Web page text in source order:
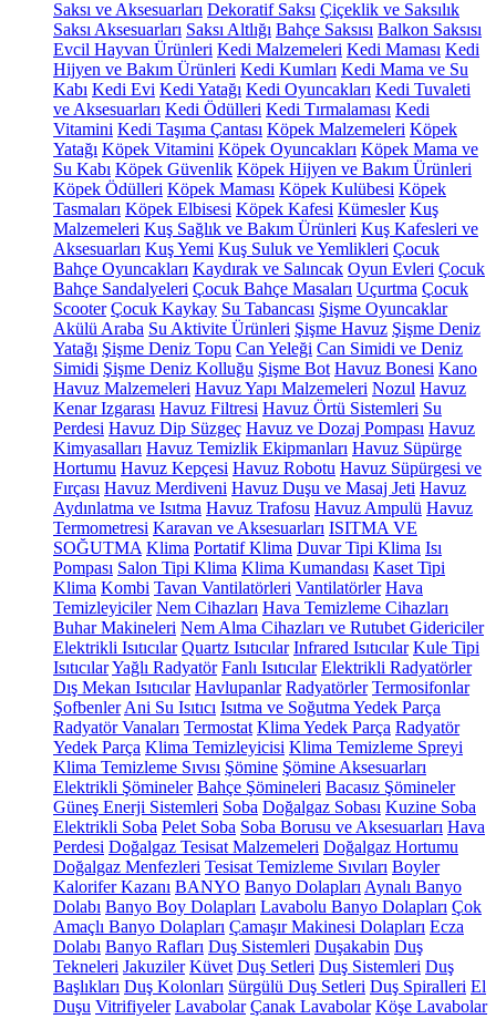
Saksı ve Aksesuarları Dekoratif Saksı Çiçeklik ve Saksılık
Saksı Aksesuarları Saksı Altlığı Bahçe Saksısı Balkon Saksısı
Evcil Hayvan Ürünleri Kedi Malzemeleri Kedi Maması Kedi
Hijyen ve Bakım Ürünleri Kedi Kumları Kedi Mama ve Su
Kabı Kedi Evi Kedi Yatağı Kedi Oyuncakları Kedi Tuvaleti
ve Aksesuarları Kedi Ödülleri Kedi Tırmalaması Kedi
Vitamini Kedi Taşıma Çantası Köpek Malzemeleri Köpek
Yatağı Köpek Vitamini Köpek Oyuncakları Köpek Mama ve
Su Kabı Köpek Güvenlik Köpek Hijyen ve Bakım Ürünleri
Köpek Ödülleri Köpek Maması Köpek Kulübesi Köpek
Tasmaları Köpek Elbisesi Köpek Kafesi Kümesler Kuş
Malzemeleri Kuş Sağlık ve Bakım Ürünleri Kuş Kafesleri ve
Aksesuarları Kuş Yemi Kuş Suluk ve Yemlikleri Çocuk
Bahçe Oyuncakları Kaydırak ve Salıncak Oyun Evleri Çocuk
Bahçe Sandalyeleri Çocuk Bahçe Masaları Uçurtma Çocuk
Scooter Çocuk Kaykay Su Tabancası Şişme Oyuncaklar
Akülü Araba Su Aktivite Ürünleri Şişme Havuz Şişme Deniz
Yatağı Şişme Deniz Topu Can Yeleği Can Simidi ve Deniz
Simidi Şişme Deniz Kolluğu Şişme Bot Havuz Bonesi Kano
Havuz Malzemeleri Havuz Yapı Malzemeleri Nozul Havuz
Kenar Izgarası Havuz Filtresi Havuz Örtü Sistemleri Su
Perdesi Havuz Dip Süzgeç Havuz ve Dozaj Pompası Havuz
Kimyasalları Havuz Temizlik Ekipmanları Havuz Süpürge
Hortumu Havuz Kepçesi Havuz Robotu Havuz Süpürgesi ve
Fırçası Havuz Merdiveni Havuz Duşu ve Masaj Jeti Havuz
Aydınlatma ve Isıtma Havuz Trafosu Havuz Ampulü Havuz
Termometresi Karavan ve Aksesuarları ISITMA VE
SOĞUTMA Klima Portatif Klima Duvar Tipi Klima Isı
Pompası Salon Tipi Klima Klima Kumandası Kaset Tipi
Klima Kombi Tavan Vantilatörleri Vantilatörler Hava
Temizleyiciler Nem Cihazları Hava Temizleme Cihazları
Buhar Makineleri Nem Alma Cihazları ve Rutubet Gidericiler
Elektrikli Isıtıcılar Quartz Isıtıcılar Infrared Isıtıcılar Kule Tipi
IsıtıcılarYağlı Radyatör Fanlı Isıtıcılar Elektrikli Radyatörler
Dış Mekan Isıtıcılar Havlupanlar Radyatörler Termosifonlar
Şofbenler Ani Su Isıtıcı Isıtma ve Soğutma Yedek Parça
Radyatör Vanaları Termostat Klima Yedek Parça Radyatör
Yedek Parça Klima Temizleyicisi Klima Temizleme Spreyi
Klima Temizleme Sıvısı Şömine Şömine Aksesuarları
Elektrikli Şömineler Bahçe Şömineleri Bacasız Şömineler
Güneş Enerji Sistemleri Soba Doğalgaz Sobası Kuzine Soba
Elektrikli Soba Pelet Soba Soba Borusu ve Aksesuarları Hava
Perdesi Doğalgaz Tesisat Malzemeleri Doğalgaz Hortumu
Doğalgaz Menfezleri Tesisat Temizleme Sıvıları Boyler
Kalorifer Kazanı BANYO Banyo Dolapları Aynalı Banyo
Dolabı Banyo Boy Dolapları Lavabolu Banyo Dolapları Çok
Amaçlı Banyo Dolapları Çamaşır Makinesi Dolapları Ecza
Dolabı Banyo Rafları Duş Sistemleri Duşakabin Duş
Tekneleri Jakuziler Küvet Duş Setleri Duş Sistemleri Duş
Başlıkları Duş Kolonları Sürgülü Duş Setleri Duş Spiralleri El
Duşu Vitrifiyeler Lavabolar Çanak Lavabolar Köşe Lavabolar